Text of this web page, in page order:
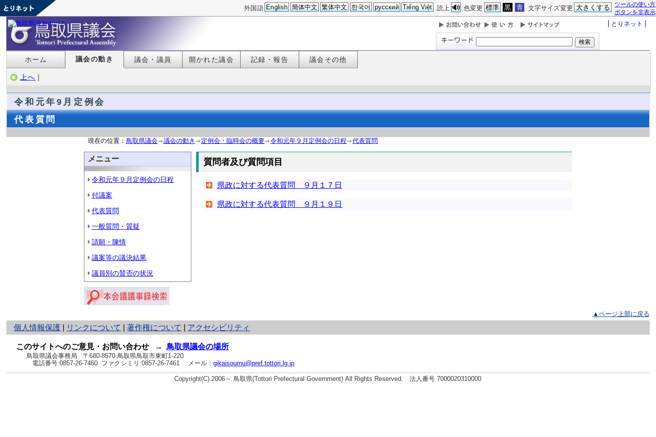
ツールの使い方
ボタンを非表示
文字サイズ変更 大きくする
色変更 標準 黒 青
読上
外国語 English 簡体中文 繁体中文 한국어 русский Tiếng Việt
とりネット
ホーム 議会の動き 議会・議員 開かれた議会 記録・報告 議会その他
上へ ｜
令和元年9月定例会
代表質問
現在の位置： 鳥取県議会 議会の動き 定例会・臨時会の概要 令和元年９月定例会の日程 代表質問
メニュー
令和元年９月定例会の日程
付議案
代表質問
一般質問・質疑
請願・陳情
議案等の議決結果
議員別の賛否の状況
質問者及び質問項目
県政に対する代表質問 ９月１７日
県政に対する代表質問 ９月１９日
▲ページ上部に戻る
個人情報保護
と
り
ネ
ッ
ト
へ
リンクについて |著作権について アクセシビリティ
このサイトへのご意見・お問い合わせ →鳥取県議会の場所
鳥取県議会事務局
〒680-8570 鳥取県鳥取市東町1-220
電話番号:0857-26-7460 ファクシミリ:0857-26-7461 メール：gikaisoumu@pref.tottori.lg.jp
Copyright(C) 2006～ 鳥取県(Tottori Prefectural Government) All Rights Reserved. 法人番号 7000020310000